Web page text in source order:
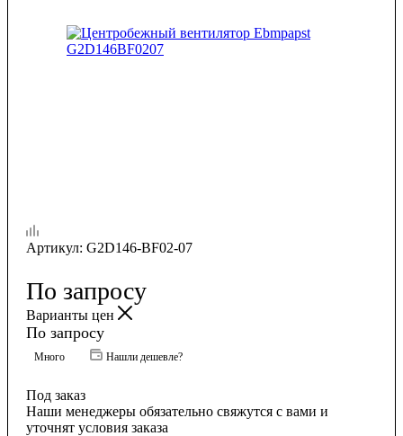
Артикул: G2D146-BF02-07
По запросу
Варианты цен
По запросу
Много Нашли дешевле?
Под заказ
Наши менеджеры обязательно свяжутся с вами и
уточнят условия заказа